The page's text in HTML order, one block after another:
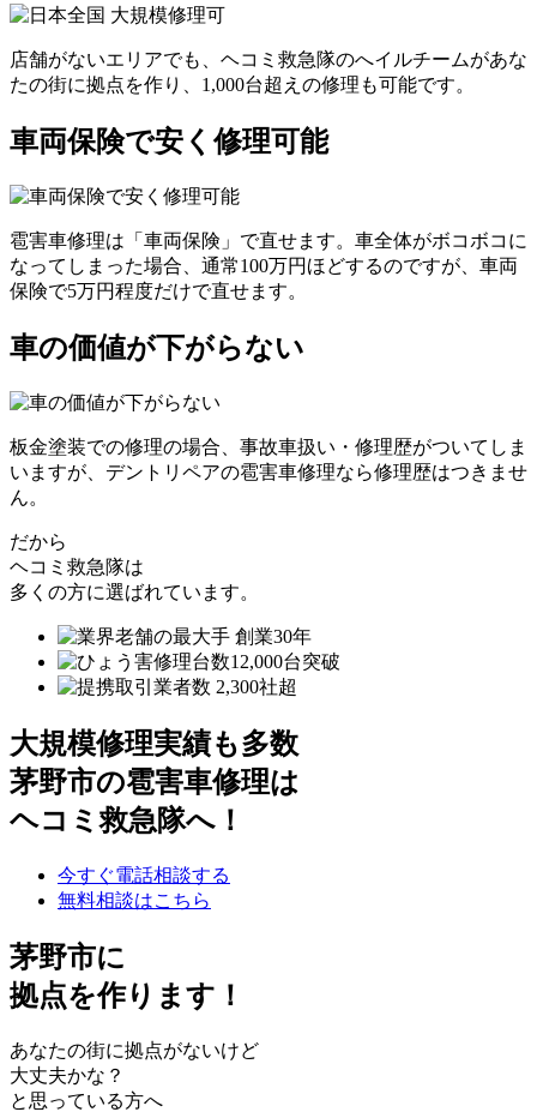
店舗がないエリアでも、ヘコミ救急隊のへイルチームがあな
たの街に拠点を作り、1,000台超えの修理も可能です。
車両保険で安く修理可能
雹害車修理は「車両保険」で直せます。車全体がボコボコに
なってしまった場合、通常100万円ほどするのですが、車両
保険で5万円程度だけで直せます。
車の価値が下がらない
板金塗装での修理の場合、事故車扱い・修理歴がついてしま
いますが、デントリペアの雹害車修理なら修理歴はつきませ
ん。
だから
ヘコミ救急隊は
多くの方に選ばれています。
大規模修理実績も多数
茅野市の雹害車修理は
ヘコミ救急隊へ！
今すぐ電話相談する
無料相談はこちら
茅野市に
拠点を作ります！
あなたの街に拠点がないけど
大丈夫かな？
と思っている方へ